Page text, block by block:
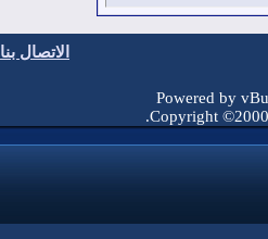
الاتصال بنا
Powered by
Copyright